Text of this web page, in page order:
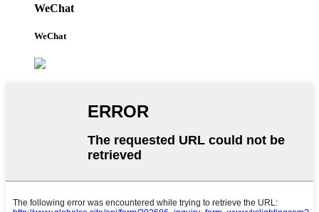
WeChat
WeChat